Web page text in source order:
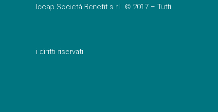
Iocap Società Benefit s.r.l. © 2017 – Tutti
i diritti riservati